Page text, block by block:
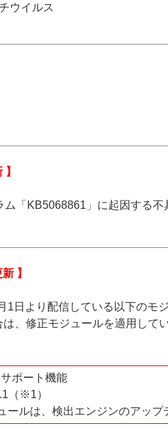
ウイルス
ム「KB5068861」に起因する
】
1日より配信している以下のモ
、修正モジュールを適用して
ポート機能
（※1）
は、検出エンジンのアップ